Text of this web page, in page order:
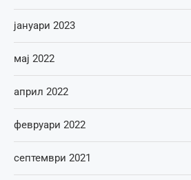
јануари 2023
мај 2022
април 2022
февруари 2022
септември 2021